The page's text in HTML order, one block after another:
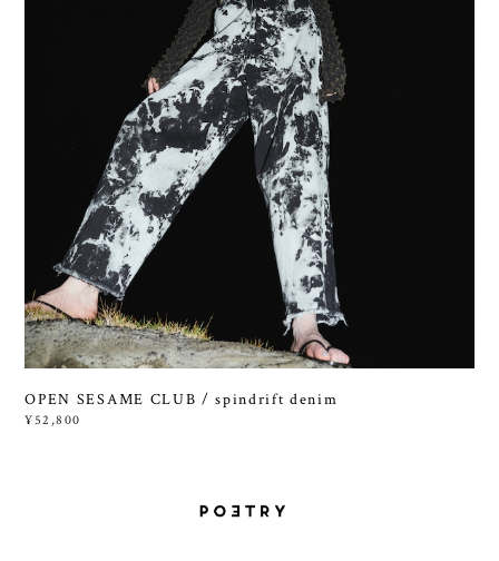
OPEN SESAME CLUB / spindrift denim
¥52,800